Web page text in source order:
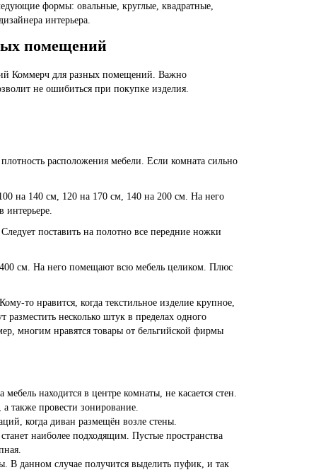
формы: овальные, круглые, квадратные,
интерьера.
помещений
Коммерч для разных помещений. Важно
не ошибиться при покупке изделия.
расположения мебели. Если комната сильно
на 140 см, 120 на 170 см, 140 на 200 см. На него
интерьере.
поставить на полотно все передние ножки
см. На него помещают всю мебель целиком. Плюс
то нравится, когда текстильное изделие крупное,
несколько штук в пределах одного
многим нравятся товары от бельгийской фирмы
находится в центре комнаты, не касается стен.
также провести зонирование.
когда диван размещён возле стены.
наиболее подходящим. Пустые пространства
В данном случае получится выделить пуфик, и так